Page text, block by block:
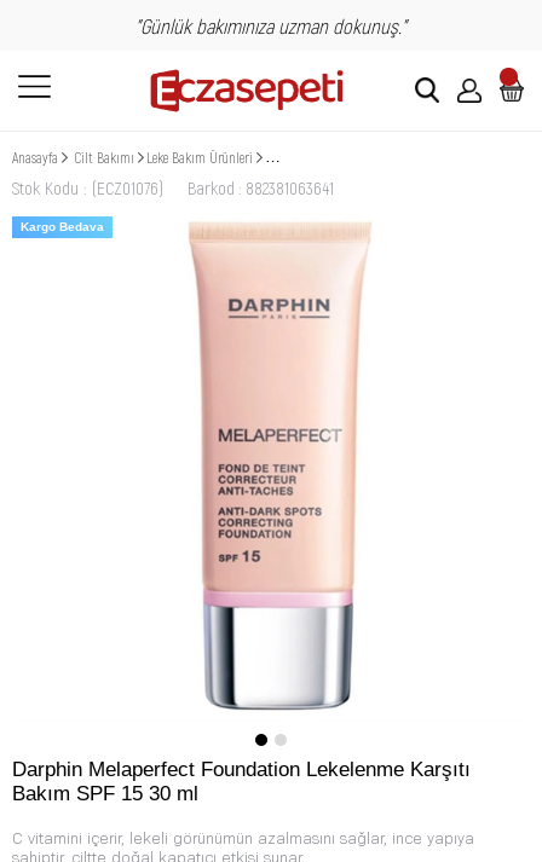
"Günlük bakımınıza uzman dokunuş."
Anasayfa Cilt Bakımı Leke Bakım Ürünleri Darphin Melaperfect Foundation Lekelenme Karşıtı
Stok Kodu (ECZ01076) Barkod : 882381063641
Kargo Bedava
Darphin Melaperfect Foundation Lekelenme Karşıtı
Bakım SPF 15 30 ml
C vitamini içerir, lekeli görünümün azalmasını sağlar, ince yapıya
sahiptir, ciltte doğal kapatıcı etkisi sunar.